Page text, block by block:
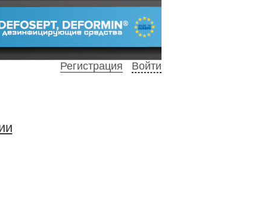
Войти
Регистрация